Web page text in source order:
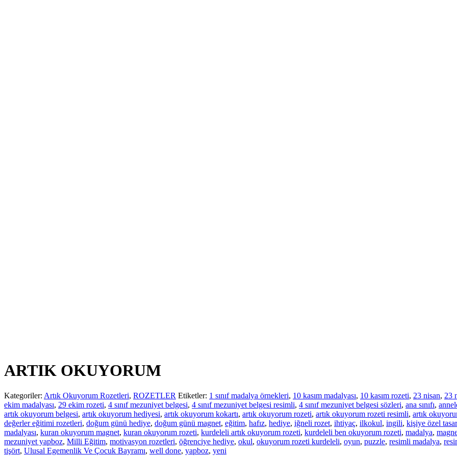
ARTIK OKUYORUM
Kategoriler: Artık Okuyorum Rozetleri, ROZETLER Etiketler: 1 sınıf madalya örnekleri, 10 kasım madalyası, 10 kasım rozeti, 23 nisan, 23
ekim madalyası, 29 ekim rozeti, 4 sınıf mezuniyet belgesi, 4 sınıf mezuniyet belgesi resimli, 4 sınıf mezuniyet belgesi sözleri, ana sınıfı,
artık okuyorum belgesi, artık okuyorum hediyesi, artık okuyorum kokartı, artık okuyorum rozeti, artık okuyorum rozeti resimli, artık
değerler eğitimi rozetleri, doğum günü hediye, doğum günü magnet, eğitim, hafız, hediye, iğneli rozet, ihtiyaç, ilkokul, ingili, kişiye özel
madalyası, kuran okuyorum magnet, kuran okuyorum rozeti, kurdeleli artık okuyorum rozeti, kurdeleli ben okuyorum rozeti, madalya,
mezuniyet yapboz, Milli Eğitim, motivasyon rozetleri, öğrenciye hediye, okul, okuyorum rozeti kurdeleli, oyun, puzzle, resimli madalya,
tişört, Ulusal Egemenlik Ve Çocuk Bayramı, well done, yapboz, yeni